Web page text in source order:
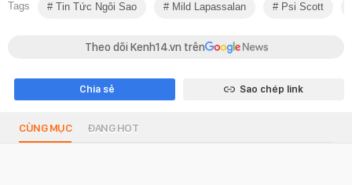
Tags Tin Tức Ngôi Sao Mild Lapassalan Psi Scott
Theo dõi Kenh14.vn trên
Chia sẻ Sao chép link
CÙNG MỤC ĐANG HOT